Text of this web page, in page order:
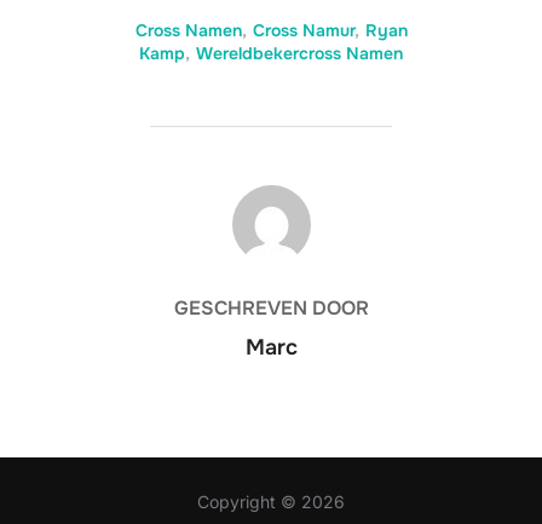
Cross Namen, Cross Namur, Ryan
Kamp, Wereldbekercross Namen
BERICHTAUTEUR
GESCHREVEN DOOR
Marc
Copyright © 2026